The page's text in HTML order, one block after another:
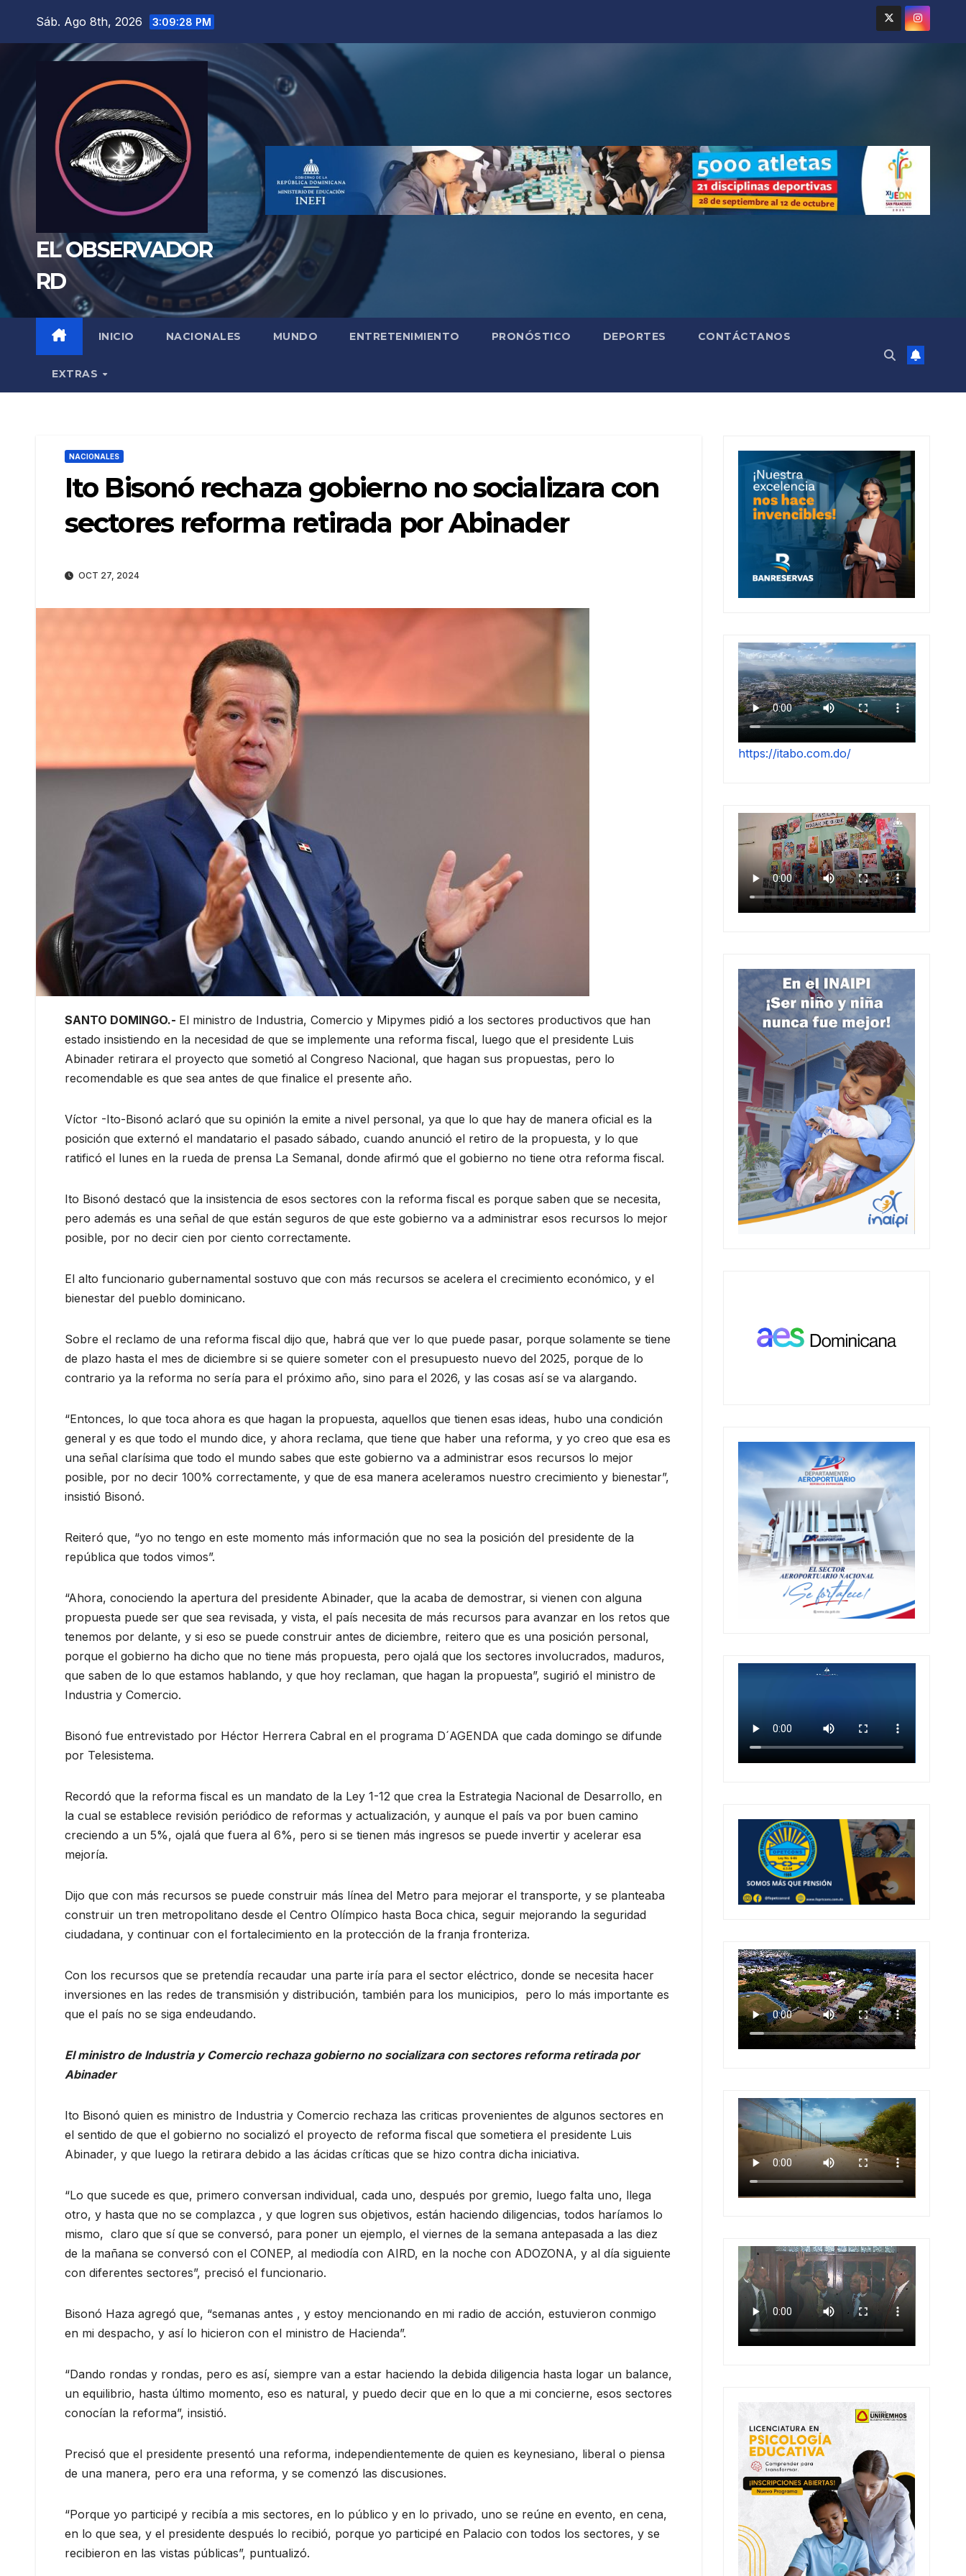
Sáb. Ago 8th, 2026 3:09:29 PM
EL OBSERVADOR
RD
INICIO NACIONALES MUNDO ENTRETENIMIENTO PRONÓSTICO DEPORTES CONTÁCTANOS
EXTRAS
NACIONALES
Ito Bisonó rechaza gobierno no socializara con
sectores reforma retirada por Abinader
OCT 27, 2024
SANTO DOMINGO.- El ministro de Industria, Comercio y Mipymes pidió a los sectores productivos que han
estado insistiendo en la necesidad de que se implemente una reforma fiscal, luego que el presidente Luis
Abinader retirara el proyecto que sometió al Congreso Nacional, que hagan sus propuestas, pero lo
recomendable es que sea antes de que finalice el presente año.
Víctor -Ito-Bisonó aclaró que su opinión la emite a nivel personal, ya que lo que hay de manera oficial es la
posición que externó el mandatario el pasado sábado, cuando anunció el retiro de la propuesta, y lo que
ratificó el lunes en la rueda de prensa La Semanal, donde afirmó que el gobierno no tiene otra reforma fiscal.
Ito Bisonó destacó que la insistencia de esos sectores con la reforma fiscal es porque saben que se necesita,
pero además es una señal de que están seguros de que este gobierno va a administrar esos recursos lo mejor
posible, por no decir cien por ciento correctamente.
El alto funcionario gubernamental sostuvo que con más recursos se acelera el crecimiento económico, y el
bienestar del pueblo dominicano.
Sobre el reclamo de una reforma fiscal dijo que, habrá que ver lo que puede pasar, porque solamente se tiene
de plazo hasta el mes de diciembre si se quiere someter con el presupuesto nuevo del 2025, porque de lo
contrario ya la reforma no sería para el próximo año, sino para el 2026, y las cosas así se va alargando.
“Entonces, lo que toca ahora es que hagan la propuesta, aquellos que tienen esas ideas, hubo una condición
general y es que todo el mundo dice, y ahora reclama, que tiene que haber una reforma, y yo creo que esa es
una señal clarísima que todo el mundo sabes que este gobierno va a administrar esos recursos lo mejor
posible, por no decir 100% correctamente, y que de esa manera aceleramos nuestro crecimiento y bienestar”,
insistió Bisonó.
Reiteró que, “yo no tengo en este momento más información que no sea la posición del presidente de la
república que todos vimos”.
“Ahora, conociendo la apertura del presidente Abinader, que la acaba de demostrar, si vienen con alguna
propuesta puede ser que sea revisada, y vista, el país necesita de más recursos para avanzar en los retos que
tenemos por delante, y si eso se puede construir antes de diciembre, reitero que es una posición personal,
porque el gobierno ha dicho que no tiene más propuesta, pero ojalá que los sectores involucrados, maduros,
que saben de lo que estamos hablando, y que hoy reclaman, que hagan la propuesta”, sugirió el ministro de
Industria y Comercio.
Bisonó fue entrevistado por Héctor Herrera Cabral en el programa D´AGENDA que cada domingo se difunde
por Telesistema.
Recordó que la reforma fiscal es un mandato de la Ley 1-12 que crea la Estrategia Nacional de Desarrollo, en
la cual se establece revisión periódico de reformas y actualización, y aunque el país va por buen camino
creciendo a un 5%, ojalá que fuera al 6%, pero si se tienen más ingresos se puede invertir y acelerar esa
mejoría.
Dijo que con más recursos se puede construir más línea del Metro para mejorar el transporte, y se planteaba
construir un tren metropolitano desde el Centro Olímpico hasta Boca chica, seguir mejorando la seguridad
ciudadana, y continuar con el fortalecimiento en la protección de la franja fronteriza.
Con los recursos que se pretendía recaudar una parte iría para el sector eléctrico, donde se necesita hacer
inversiones en las redes de transmisión y distribución, también para los municipios, pero lo más importante es
que el país no se siga endeudando.
El ministro de Industria y Comercio rechaza gobierno no socializara con sectores reforma retirada por
Abinader
Ito Bisonó quien es ministro de Industria y Comercio rechaza las criticas provenientes de algunos sectores en
el sentido de que el gobierno no socializó el proyecto de reforma fiscal que sometiera el presidente Luis
Abinader, y que luego la retirara debido a las ácidas críticas que se hizo contra dicha iniciativa.
“Lo que sucede es que, primero conversan individual, cada uno, después por gremio, luego falta uno, llega
otro, y hasta que no se complazca , y que logren sus objetivos, están haciendo diligencias, todos haríamos lo
mismo, claro que sí que se conversó, para poner un ejemplo, el viernes de la semana antepasada a las diez
de la mañana se conversó con el CONEP, al mediodía con AIRD, en la noche con ADOZONA, y al día siguiente
con diferentes sectores”, precisó el funcionario.
Bisonó Haza agregó que, “semanas antes , y estoy mencionando en mi radio de acción, estuvieron conmigo
en mi despacho, y así lo hicieron con el ministro de Hacienda”.
“Dando rondas y rondas, pero es así, siempre van a estar haciendo la debida diligencia hasta logar un balance,
un equilibrio, hasta último momento, eso es natural, y puedo decir que en lo que a mi concierne, esos sectores
conocían la reforma”, insistió.
Precisó que el presidente presentó una reforma, independientemente de quien es keynesiano, liberal o piensa
de una manera, pero era una reforma, y se comenzó las discusiones.
“Porque yo participé y recibía a mis sectores, en lo público y en lo privado, uno se reúne en evento, en cena,
en lo que sea, y el presidente después lo recibió, porque yo participé en Palacio con todos los sectores, y se
recibieron en las vistas públicas”, puntualizó.
https://itabo.com.do/